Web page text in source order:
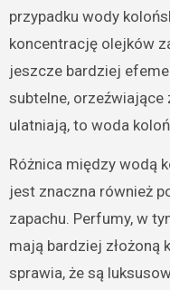
przypadku wody
koncentrację olejków
jeszcze bardziej
subtelne, orzeźwiające
ulatniają, to woda
Różnica między wodą
jest znaczna również
zapachu. Perfumy, w
mają bardziej złożoną
sprawia, że są